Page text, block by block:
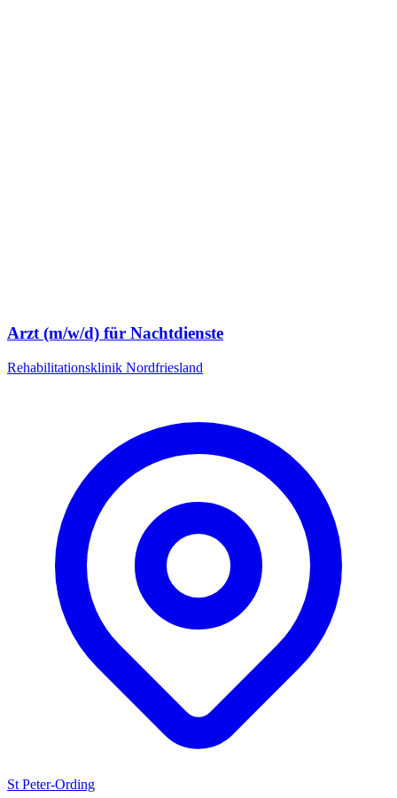
Arzt (m/w/d) für Nachtdienste
Rehabilitationsklinik Nordfriesland
St Peter-Ording